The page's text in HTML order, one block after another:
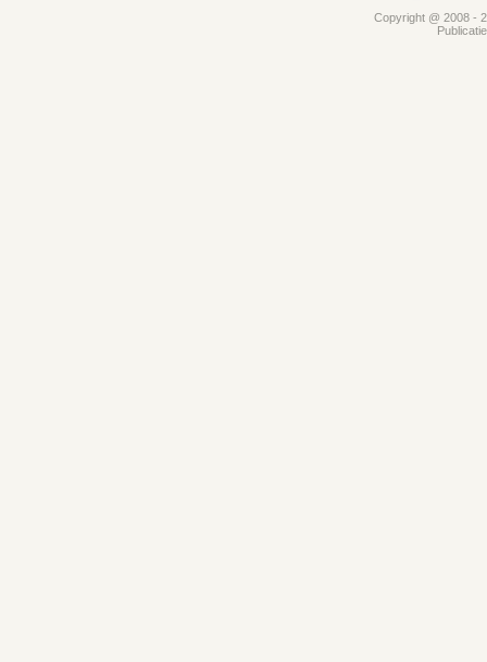
Copyright @ 2008 -